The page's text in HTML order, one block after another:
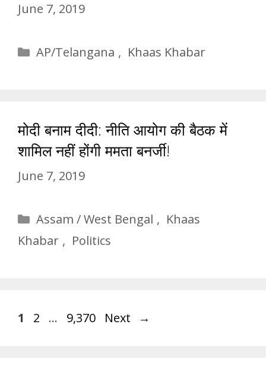
June 7, 2019
Categories
AP/Telangana , Khaas Khabar
मोदी बनाम दीदी: नीति आयोग की बैठक में
शामिल नहीं होंगी ममता बनर्जी!
June 7, 2019
Categories
Assam / West Bengal , Khaas
Khabar , Politics
Page
1 Page
2 … Page
9,370 Next →